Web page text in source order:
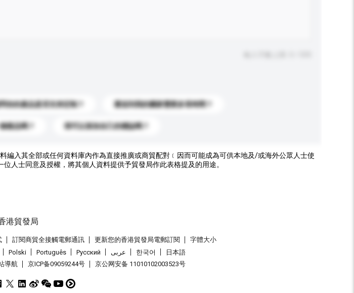
你的產品是否支持定制？ 運送到我的國家需要多長時間？
樣品嗎？ 我可以添加自己的標誌嗎？
編入其全部或任何資料庫內作為直接推廣或商貿配對﹝因而可能成為可供本地及/或海外公眾人士使
人士同意及授權，將其個人資料提供予貿發局作此表格提及的用途。
訂閱商貿全接觸電郵通訊 更新您的香港貿發局電郵訂閱
字體大小
Polski Português Pусский عربى 한국어
日本語
導航 京ICP备09059244号 京公网安备 11010102003523号